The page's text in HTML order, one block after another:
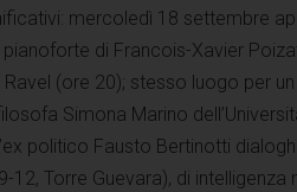
mercoledì 18 settembre
di Francois-Xavier
(ore 20); stesso luogo per
Simona Marino
politico Fausto Bertinotti
Torre Guevara), di intelligenza